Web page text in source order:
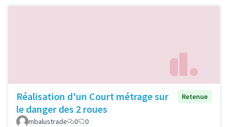
Réalisation d'un Court métrage sur
le danger des 2 roues
Retenue
mbalustrade 0 0